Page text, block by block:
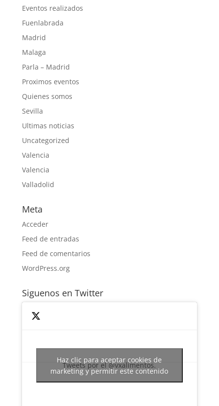
Eventos realizados
Fuenlabrada
Madrid
Malaga
Parla – Madrid
Proximos eventos
Quienes somos
Sevilla
Ultimas noticias
Uncategorized
Valencia
Valencia
Valladolid
Meta
Acceder
Feed de entradas
Feed de comentarios
WordPress.org
Siguenos en Twitter
Tweets por el @vxalimentos.
Haz clic para aceptar cookies de
marketing y permitir este contenido